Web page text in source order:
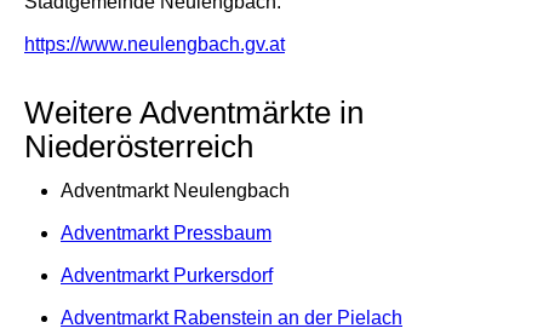
https://www.neulengbach.gv.at
Weitere Adventmärkte in
Niederösterreich
Adventmarkt Neulengbach
Adventmarkt Pressbaum
Adventmarkt Purkersdorf
Adventmarkt Rabenstein an der Pielach